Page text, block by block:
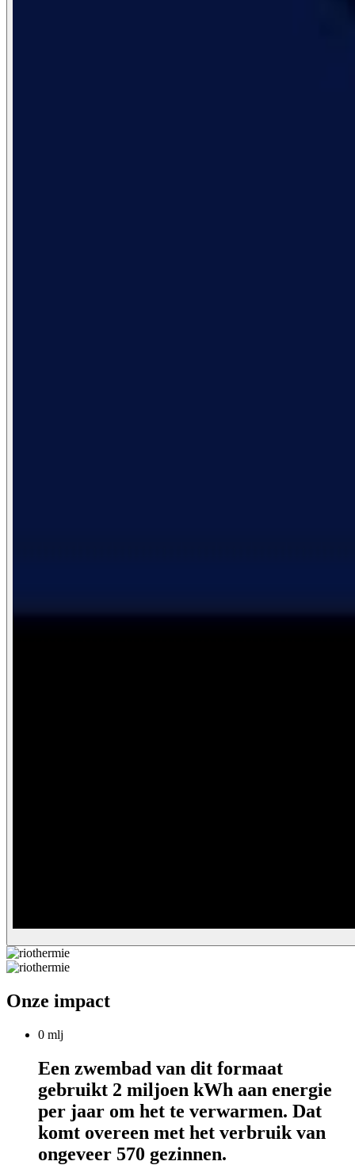
Onze impact
0 mlj
Een zwembad van dit formaat
gebruikt 2 miljoen kWh aan energie
per jaar om het te verwarmen. Dat
komt overeen met het verbruik van
ongeveer 570 gezinnen.